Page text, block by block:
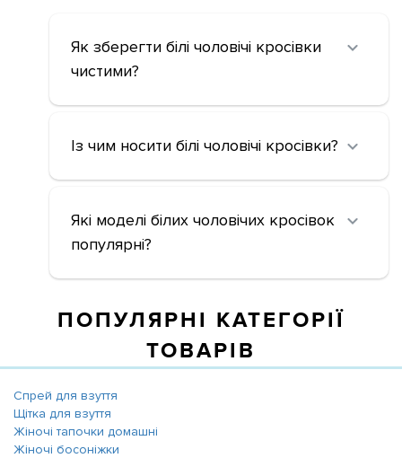
Як зберегти білі чоловічі кросівки
чистими?
Із чим носити білі чоловічі кросівки?
Які моделі білих чоловічих кросівок
популярні?
ПОПУЛЯРНІ КАТЕГОРІЇ
ТОВАРІВ
Спрей для взуття
Щітка для взуття
Жіночі тапочки домашні
Жіночі босоніжки